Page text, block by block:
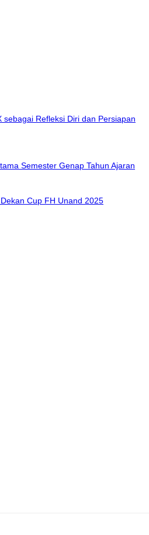
Refleksi Diri dan Persiapan
Semester Genap Tahun Ajaran
Cup FH Unand 2025